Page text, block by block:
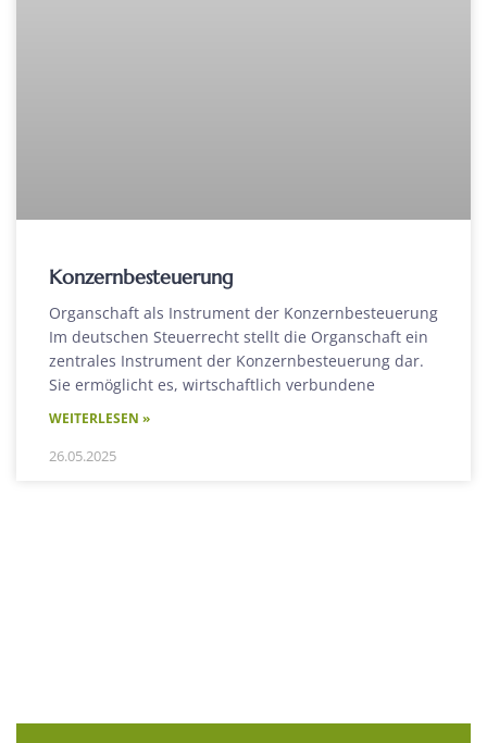
Konzernbesteuerung
Organschaft als Instrument der Konzernbesteuerung
Im deutschen Steuerrecht stellt die Organschaft ein
zentrales Instrument der Konzernbesteuerung dar.
Sie ermöglicht es, wirtschaftlich verbundene
WEITERLESEN »
26.05.2025